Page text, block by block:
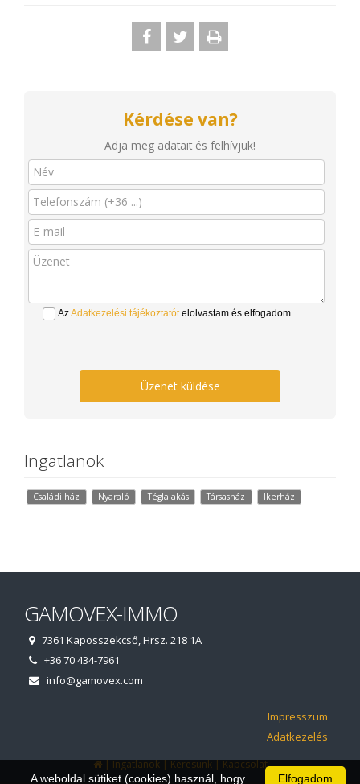
Kérdése van?
Adja meg adatait és felhívjuk!
AzAdatkezelési tájékoztatótelolvastam és elfogadom.
Üzenet küldése
Ingatlanok
Családi ház Nyaraló Téglalakás Társasház Ikerház
GAMOVEX-IMMO
7361 Kaposszekcső, Hrsz. 218 1A
+36 70 434-7961
info@gamovex.com
Impresszum
Adatkezelés
|Ingatlanok|Keresünk|Kapcsolat
Elfogadom
A weboldal sütiket (cookies) használ, hogy